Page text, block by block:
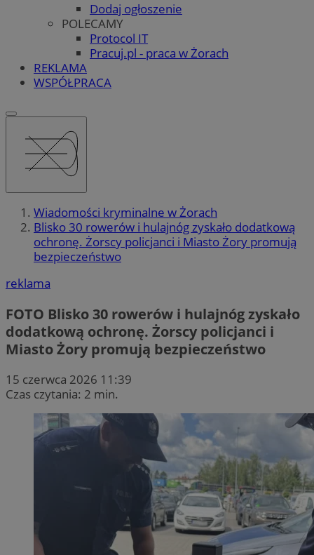
Dodaj ogłoszenie
POLECAMY
Protocol IT
Pracuj.pl - praca w Żorach
REKLAMA
WSPÓŁPRACA
Wiadomości kryminalne w Żorach
Blisko 30 rowerów i hulajnóg zyskało dodatkową
ochronę. Żorscy policjanci i Miasto Żory promują
bezpieczeństwo
reklama
FOTO Blisko 30 rowerów i hulajnóg zyskało
dodatkową ochronę. Żorscy policjanci i
Miasto Żory promują bezpieczeństwo
15 czerwca 2026 11:39
Czas czytania: 2 min.